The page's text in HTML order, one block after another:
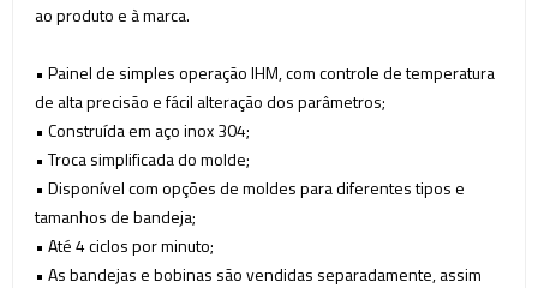
ao produto e à marca.
• Painel de simples operação IHM, com controle de temperatura
de alta precisão e fácil alteraçãodos parâmetros;
• Construída em aço inox 304;
• Troca simplificada do molde;
• Disponível com opções de moldes para diferentes tipos e
tamanhos de bandeja;
• Até 4 ciclos por minuto;
• As bandejas e bobinas são vendidas separadamente, assim